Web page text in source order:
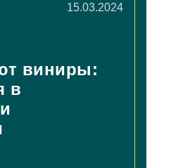
15.03.2024
виниры:
в